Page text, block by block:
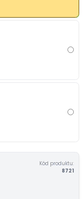
Kód produktu:
8721